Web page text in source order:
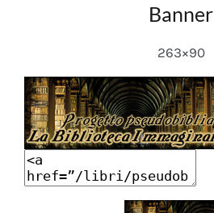
Banner
263×90